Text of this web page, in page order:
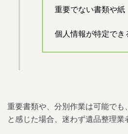
重要でない書類や紙
個人情報が特定でき
重要書類や、分別作業は可能でも
と感じた場合、迷わず遺品整理業